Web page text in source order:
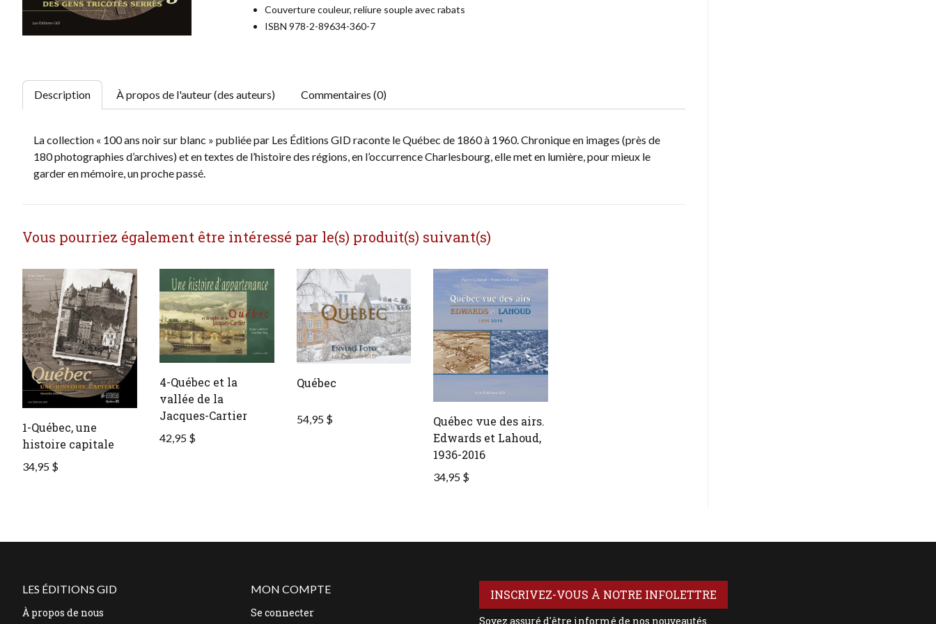
Couverture couleur, reliure souple avec rabats
ISBN 978-2-89634-360-7
Description À propos de l'auteur (des auteurs) Commentaires (0)
La collection « 100 ans noir sur blanc » publiée par Les Éditions GID raconte le Québec de 1860 à 1960. Chronique en images (près de
180 photographies d’archives) et en textes de l’histoire des régions, en l’occurrence Charlesbourg, elle met en lumière, pour mieux le
garder en mémoire, un proche passé.
Vous pourriez également être intéressé par le(s) produit(s) suivant(s)
1-Québec, une
histoire capitale
34,95 $
4-Québec et la
vallée de la
Jacques-Cartier
42,95 $
Québec
54,95 $
Québec vue des airs.
Edwards et Lahoud,
1936-2016
34,95 $
LES ÉDITIONS GID
À propos de nous
MON COMPTE
Se connecter
INSCRIVEZ-VOUS À NOTRE INFOLETTRE
Soyez assuré d'être informé de nos nouveautés.